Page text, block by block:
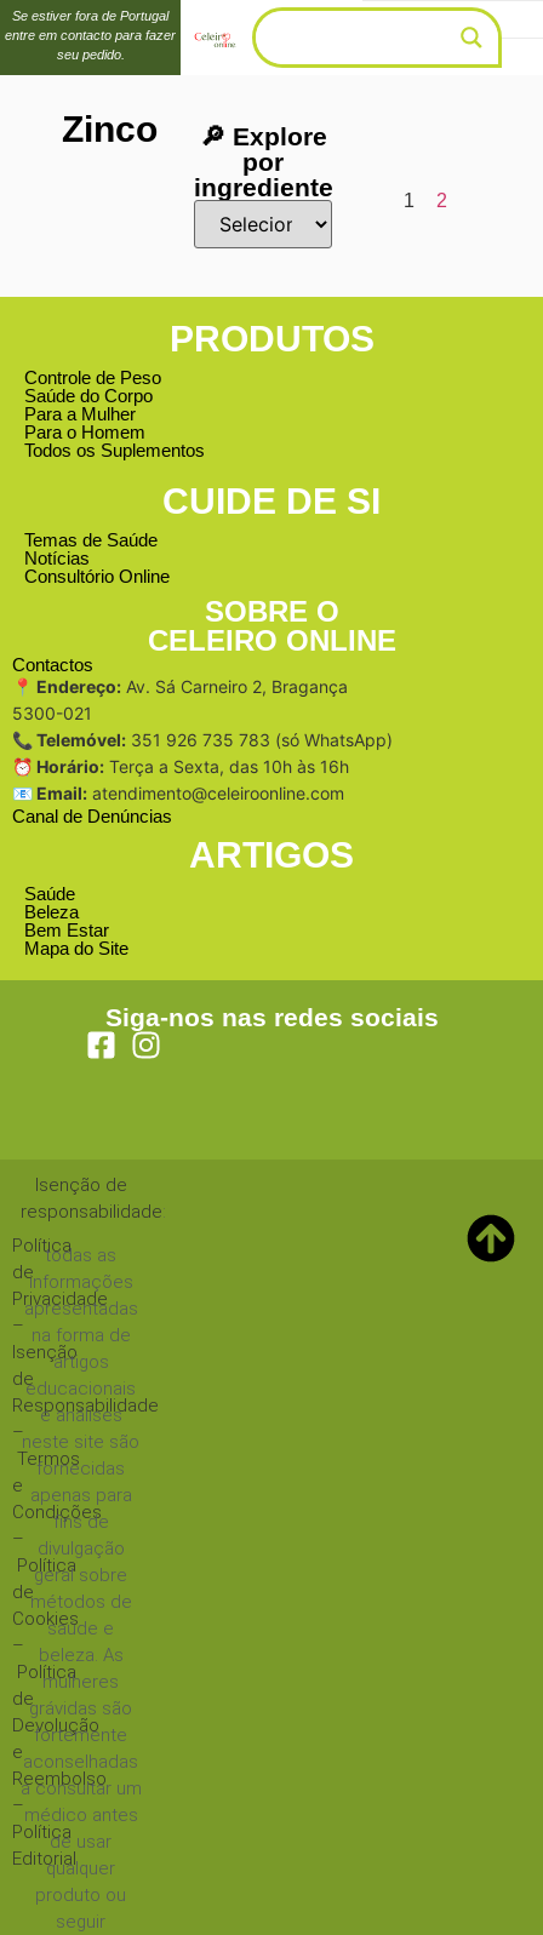
Se estiver fora de Portugal
entre em contacto para fazer
seu pedido.
Zinco
🔎 Explore
por
ingrediente
1 2
PRODUTOS
Controle de Peso
Saúde do Corpo
Para a Mulher
Para o Homem
Todos os Suplementos
CUIDE DE SI
Temas de Saúde
Notícias
Consultório Online
SOBRE O
CELEIRO ONLINE
Contactos
📍 Endereço: Av. Sá Carneiro 2, Bragança
5300-021
📞 Telemóvel: 351 926 735 783 (só WhatsApp)
⏰ Horário: Terça a Sexta, das 10h às 16h
📧 Email: atendimento@celeiroonline.com
Canal de Denúncias
ARTIGOS
Saúde
Beleza
Bem Estar
Mapa do Site
Siga-nos nas redes sociais
Política
de
Privacidade
–
Isenção
de
Responsabilidade
–
Termos
e
Condições
–
Política
de
Cookies
–
Política
de
Devolução
e
Reembolso
–
Política
Editorial
Isenção de
responsabilidade:
todas as
informações
apresentadas
na forma de
artigos
educacionais
e análises
neste site são
fornecidas
apenas para
fins de
divulgação
geral sobre
métodos de
saúde e
beleza. As
mulheres
grávidas são
fortemente
aconselhadas
a consultar um
médico antes
de usar
qualquer
produto ou
seguir